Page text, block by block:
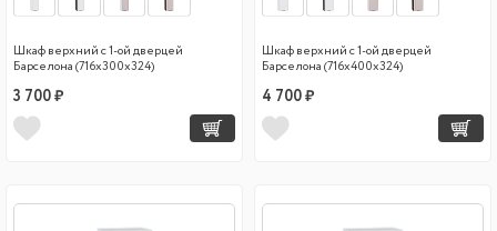
Шкаф верхний с 1-ой дверцей
Барселона (716х300х324)
3 700 ₽
Шкаф верхний с 1-ой дверцей
Барселона (716х400х324)
4 700 ₽